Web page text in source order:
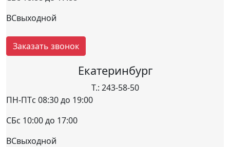
ВСвыходной
Заказать звонок
Екатеринбург
Т.: 243-58-50
ПН-ПТс 08:30 до 19:00
СБс 10:00 до 17:00
ВСвыходной